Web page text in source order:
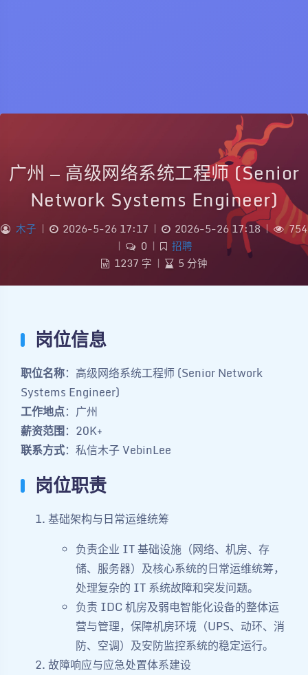
广州 — 高级网络系统工程师 (Senior
Network Systems Engineer)
木子 | 2026-5-26 17:17 | 2026-5-26 17:18 |
754
|
0 |
招聘
1237 字 | 5 分钟
岗位信息
职位名称：高级网络系统工程师 (Senior Network
Systems Engineer)
工作地点：广州
薪资范围：20K+
联系方式：私信木子 VebinLee
岗位职责
基础架构与日常运维统筹
负责企业 IT 基础设施（网络、机房、存
储、服务器）及核心系统的日常运维统筹，
处理复杂的 IT 系统故障和突发问题。
负责 IDC 机房及弱电智能化设备的整体运
营与管理，保障机房环境（UPS、动环、消
防、空调）及安防监控系统的稳定运行。
故障响应与应急处置体系建设